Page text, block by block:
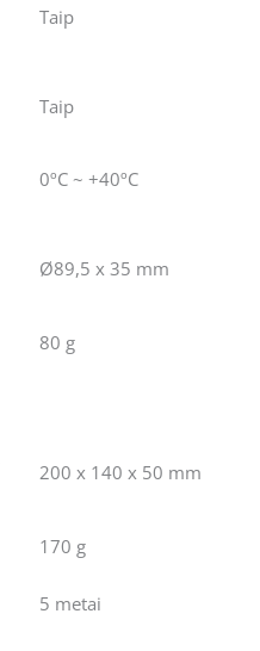
Taip
Taip
0ºC ~ +40ºC
Ø89,5 x 35 mm
80 g
200 x 140 x 50 mm
170 g
5 metai